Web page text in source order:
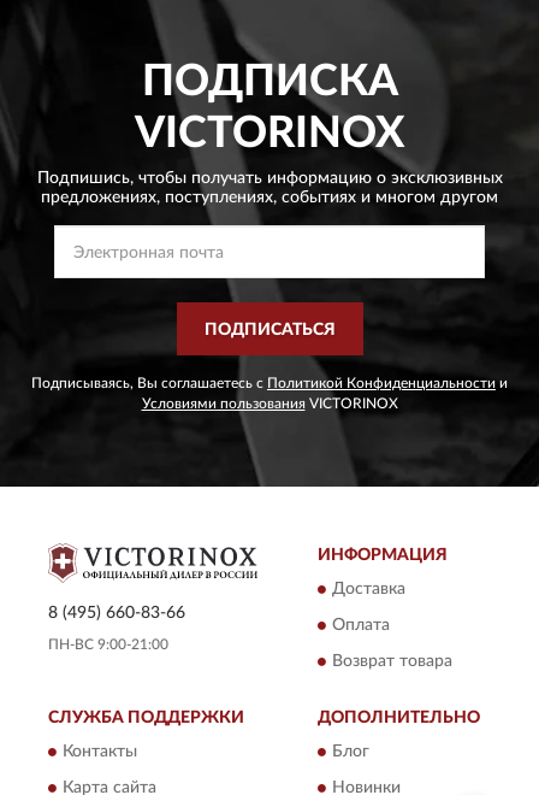
ПОДПИСКА
VICTORINOX
Подпишись, чтобы получать информацию о эксклюзивных
предложениях, поступлениях, событиях и многом другом
ПОДПИСАТЬСЯ
Подписываясь, Вы соглашаетесь с Политикой Конфиденциальности и
Условиями пользованияVICTORINOX
8 (495) 660-83-66
ПН-ВС 9:00-21:00
ИНФОРМАЦИЯ
Доставка
Оплата
Возврат товара
СЛУЖБА ПОДДЕРЖКИ
Контакты
Карта сайта
ДОПОЛНИТЕЛЬНО
Блог
Новинки